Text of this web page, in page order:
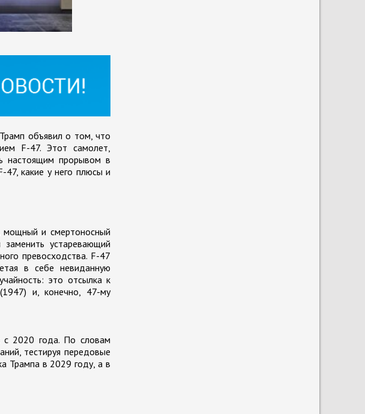
объявил о том, что
F-47. Этот самолет,
настоящим прорывом в
какие у него плюсы и
мощный и смертоносный
устаревающий
превосходства. F-47
в себе невиданную
это отсылка к
и, конечно, 47-му
с 2020 года. По словам
тестируя передовые
Трампа в 2029 году, а в